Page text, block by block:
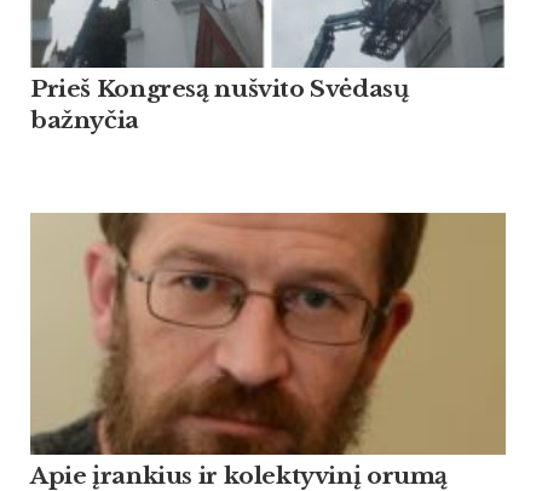
Prieš Kongresą nušvito Svėdasų
bažnyčia
Apie įrankius ir kolektyvinį orumą